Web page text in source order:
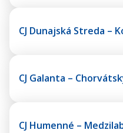
CJ Dunajská Streda –
CJ Galanta –
CJ Humenné –